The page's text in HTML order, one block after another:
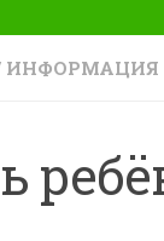
ИНФОРМАЦИЯ